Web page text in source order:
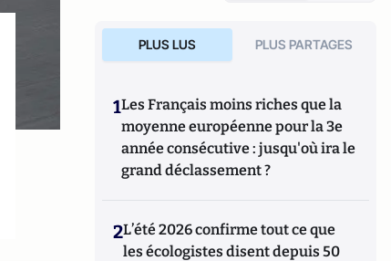
PLUS LUS PLUS PARTAGES
1Les Français moins riches que la
moyenne européenne pour la 3e
année consécutive : jusqu'où ira le
grand déclassement ?
2L’été 2026 confirme tout ce que
les écologistes disent depuis 50